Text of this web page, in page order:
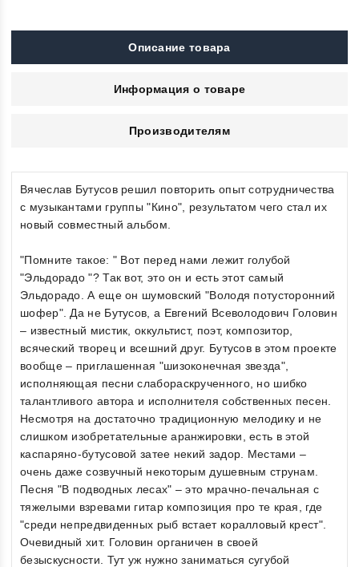
Описание товара
Информация о товаре
Производителям
Вячеслав Бутусов решил повторить опыт сотрудничества
с музыкантами группы "Кино", результатом чего стал их
новый совместный альбом.
"Помните такое: " Вот перед нами лежит голубой
"Эльдорадо "? Так вот, это он и есть этот самый
Эльдорадо. А еще он шумовский "Володя потусторонний
шофер". Да не Бутусов, а Евгений Всеволодович Головин
– известный мистик, оккультист, поэт, композитор,
всяческий творец и всешний друг. Бутусов в этом проекте
вообще – приглашенная "шизоконечная звезда",
исполняющая песни слабораскрученного, но шибко
талантливого автора и исполнителя собственных песен.
Несмотря на достаточно традиционную мелодику и не
слишком изобретательные аранжировки, есть в этой
каспаряно-бутусовой затее некий задор. Местами –
очень даже созвучный некоторым душевным струнам.
Песня "В подводных лесах" – это мрачно-печальная с
тяжелыми взревами гитар композиция про те края, где
"среди непредвиденных рыб встает коралловый крест".
Очевидный хит. Головин органичен в своей
безыскусности. Тут уж нужно заниматься сугубой